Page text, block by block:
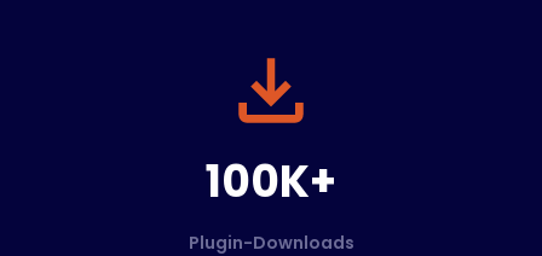
100K+
Plugin-Downloads